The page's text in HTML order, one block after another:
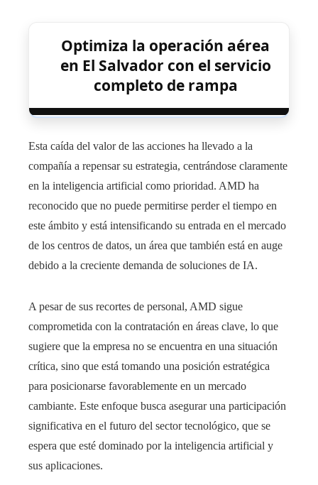
Optimiza la operación aérea
en El Salvador con el servicio
completo de rampa
Esta caída del valor de las acciones ha llevado a la
compañía a repensar su estrategia, centrándose claramente
en la inteligencia artificial como prioridad. AMD ha
reconocido que no puede permitirse perder el tiempo en
este ámbito y está intensificando su entrada en el mercado
de los centros de datos, un área que también está en auge
debido a la creciente demanda de soluciones de IA.
A pesar de sus recortes de personal, AMD sigue
comprometida con la contratación en áreas clave, lo que
sugiere que la empresa no se encuentra en una situación
crítica, sino que está tomando una posición estratégica
para posicionarse favorablemente en un mercado
cambiante. Este enfoque busca asegurar una participación
significativa en el futuro del sector tecnológico, que se
espera que esté dominado por la inteligencia artificial y
sus aplicaciones.